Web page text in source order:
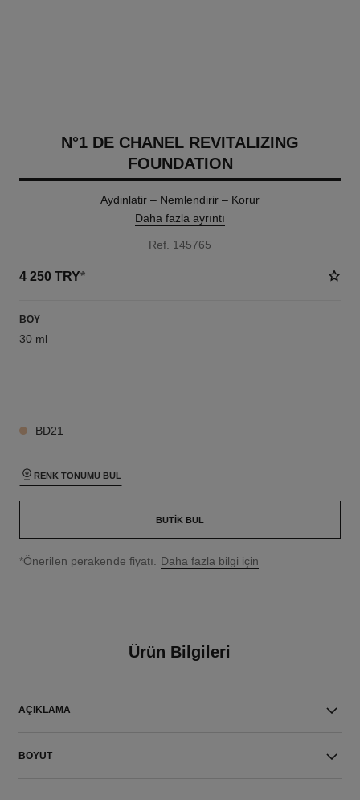
N°1 DE CHANEL REVITALIZING
FOUNDATION
Aydinlatir – Nemlendirir – Korur
Daha fazla ayrıntı
Ref. 145765
4 250 TRY*
BOY
30 ml
BD21
RENK TONUMU BUL
BUTIK BUL
↩
*Önerilen perakende fiyatı. Daha fazla bilgi için
Ürün Bilgileri
AÇIKLAMA
BOYUT